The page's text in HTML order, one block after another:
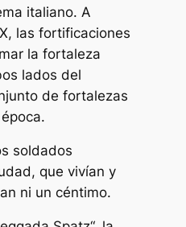
italiano. A
las fortificaciones
la fortaleza
lados del
de fortalezas
soldados
que vivían y
ni un céntimo.